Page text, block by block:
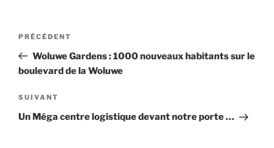
Navigation
l’article
Article
précédent
PRÉCÉDENT
Woluwe Gardens : 1000 nouveaux habitants sur le
boulevard de la Woluwe
Article
suivant
SUIVANT
Un Méga centre logistique devant notre porte …